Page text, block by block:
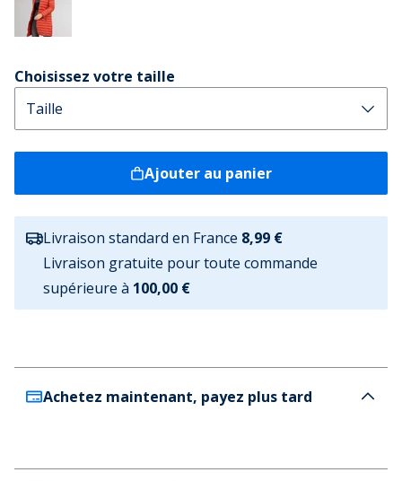
Choisissez votre taille
Ajouter au panier
Livraison standard en France 8,99 €
Livraison gratuite pour toute commande
supérieure à 100,00 €
Achetez maintenant, payez plus tard